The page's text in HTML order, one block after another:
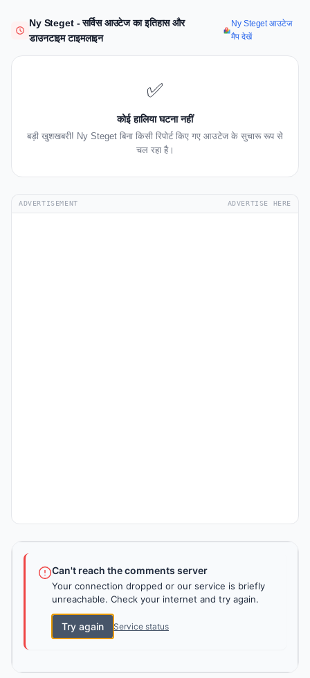
Ny Steget - सर्विस आउटेज का इतिहास और
डाउनटाइम टाइमलाइन
Ny Steget आउटेज
मैप देखें
✅
कोई हालिया घटना नहीं
बड़ी खुशखबरी! Ny Steget बिना किसी रिपोर्ट किए गए आउटेज के सुचारू रूप से
चल रहा है।
ADVERTISEMENT ADVERTISE HERE
Can't reach the comments server
Your connection dropped or our service is briefly
unreachable. Check your internet and try again.
Try again Service status